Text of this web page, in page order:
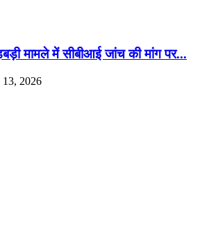
मामले में सीबीआई जांच की मांग पर...
13, 2026